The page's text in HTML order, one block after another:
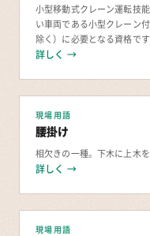
小型移動式クレーン運転技
い車両である小型クレーン
除く）に必要となる資格です。 小型移動式クレーン運転技
は？ 小型移動式クレーン
詳しく →
現場用語
腰掛け
相欠きの一種。下木に上木
詳しく →
現場用語